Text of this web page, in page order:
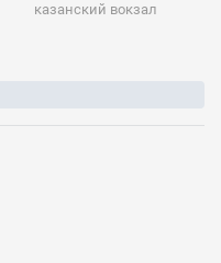
казанский вокзал